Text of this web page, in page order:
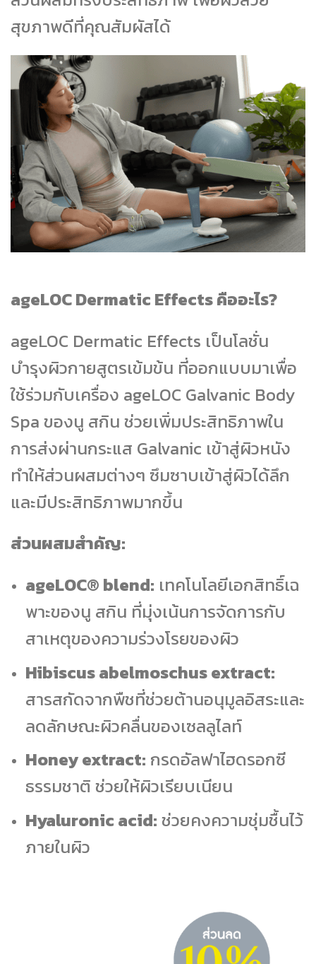
สุขภาพดีที่คุณสัมผัสได้
ageLOC Dermatic Effects คืออะไร?
ageLOC Dermatic Effects เป็นโลชั่น
บำรุงผิวกายสูตรเข้มข้น ที่ออกแบบมาเพื่อ
ใช้ร่วมกับเครื่อง ageLOC Galvanic Body
Spa ของนู สกิน ช่วยเพิ่มประสิทธิภาพใน
การส่งผ่านกระแส Galvanic เข้าสู่ผิวหนัง
ทำให้ส่วนผสมต่างๆ ซึมซาบเข้าสู่ผิวได้ลึก
และมีประสิทธิภาพมากขึ้น
ส่วนผสมสำคัญ:
ageLOC® blend: เทคโนโลยีเอกสิทธิ์เฉ
พาะของนู สกิน ที่มุ่งเน้นการจัดการกับ
สาเหตุของความร่วงโรยของผิว
Hibiscus abelmoschus extract:
สารสกัดจากพืชที่ช่วยต้านอนุมูลอิสระและ
ลดลักษณะผิวคลื่นของเซลลูไลท์
Honey extract: กรดอัลฟาไฮดรอกซี
ธรรมชาติ ช่วยให้ผิวเรียบเนียน
Hyaluronic acid: ช่วยคงความชุ่มชื้นไว้
ภายในผิว